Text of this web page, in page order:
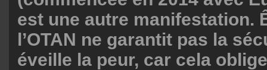
est une autre manifestation.
l’OTAN ne garantit pas la
éveille la peur, car cela